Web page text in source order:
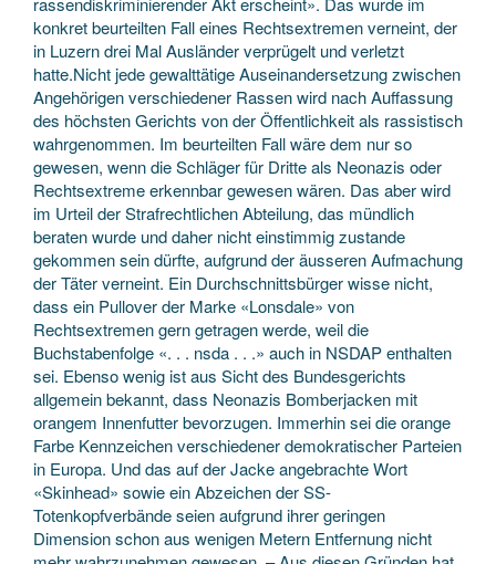
konkret beurteilten Fall eines Rechtsextremen verneint, der
in Luzern drei Mal Ausländer verprügelt und verletzt
hatte.Nicht jede gewalttätige Auseinandersetzung zwischen
Angehörigen verschiedener Rassen wird nach Auffassung
des höchsten Gerichts von der Öffentlichkeit als rassistisch
wahrgenommen. Im beurteilten Fall wäre dem nur so
gewesen, wenn die Schläger für Dritte als Neonazis oder
Rechtsextreme erkennbar gewesen wären. Das aber wird
im Urteil der Strafrechtlichen Abteilung, das mündlich
beraten wurde und daher nicht einstimmig zustande
gekommen sein dürfte, aufgrund der äusseren Aufmachung
der Täter verneint. Ein Durchschnittsbürger wisse nicht,
dass ein Pullover der Marke «Lonsdale» von
Rechtsextremen gern getragen werde, weil die
Buchstabenfolge «. . . nsda . . .» auch in NSDAP enthalten
sei. Ebenso wenig ist aus Sicht des Bundesgerichts
allgemein bekannt, dass Neonazis Bomberjacken mit
orangem Innenfutter bevorzugen. Immerhin sei die orange
Farbe Kennzeichen verschiedener demokratischer Parteien
in Europa. Und das auf der Jacke angebrachte Wort
«Skinhead» sowie ein Abzeichen der SS-
Totenkopfverbände seien aufgrund ihrer geringen
Dimension schon aus wenigen Metern Entfernung nicht